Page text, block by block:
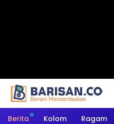
Berita Kolom Ragam